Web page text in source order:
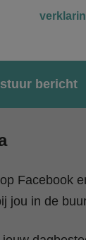
Facebook
jou in de